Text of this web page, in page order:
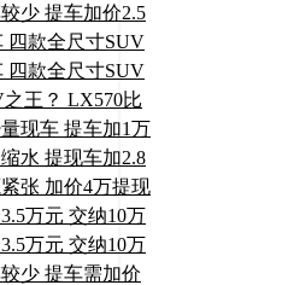
少 提车加价2.5
四款全尺寸SUV
四款全尺寸SUV
王？ LX570比
现车 提车加1万
水 提现车加2.8
张 加价4万提现
万元 交纳10万
万元 交纳10万
少 提车需加价